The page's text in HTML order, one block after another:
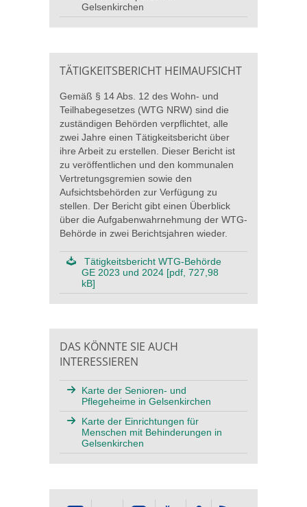
Gelsenkirchen
TÄTIGKEITSBERICHT HEIMAUFSICHT
Gemäß § 14 Abs. 12 des Wohn- und
Teilhabegesetzes (WTG NRW) sind die
zuständigen Behörden verpflichtet, alle
zwei Jahre einen Tätigkeitsbericht über
ihre Arbeit zu erstellen. Dieser Bericht ist
zu veröffentlichen und den kommunalen
Vertretungsgremien sowie den
Aufsichtsbehörden zur Verfügung zu
stellen. Der Bericht gibt einen Überblick
über die Aufgabenwahrnehmung der WTG-
Behörde in zwei Berichtsjahren wieder.
Tätigkeitsbericht WTG-Behörde
GE 2023 und 2024 [pdf, 727,98
kB]
DAS KÖNNTE SIE AUCH
INTERESSIEREN
Karte der Senioren- und
Pflegeheime in Gelsenkirchen
Karte der Einrichtungen für
Menschen mit Behinderungen in
Gelsenkirchen